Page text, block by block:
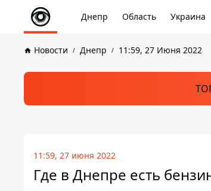
Днепр Область Украина
Новости Днепр 11:59, 27 Июня 2022
11:59, 27 июня 2022
Где в Днепре есть